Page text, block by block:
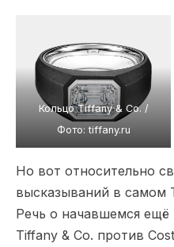
Кольцо Tiffany & Co. /
Фото: tiffany.ru
Но вот относительно
высказываний в самом
Речь о начавшемся ещё
Tiffany & Co. против